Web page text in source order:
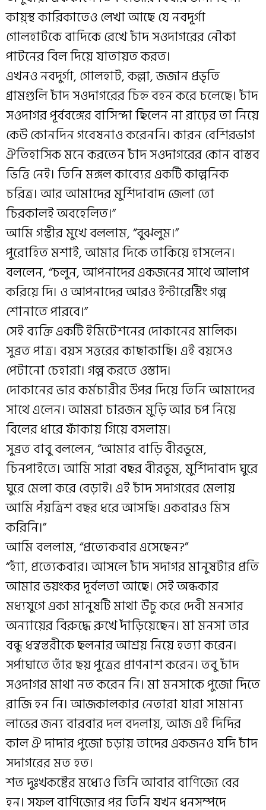
কায়্স্থ কারিকাতেও লেখা আছে যে নবদূর্গা
গোলহাটকে বাদিকে রেখে চাঁদ সওদাগরের নৌকা
পাটনের বিল দিয়ে যাতায়ত করত।
এখনও নবদুর্গা, গোলহাট, কল্লা, জজান প্রভৃতি
গ্রামগুলি চাঁদ সওদাগরের চিহ্ন বহন করে চলেছে। চাঁদ
সওদাগর পূর্ববঙ্গের বাসিন্দা ছিলেন না রাঢ়ের তা নিয়ে
কেউ কোনদিন গবেষনাও করেননি। কারন বেশিরভাগ
ঐতিহাসিক মনে করতেন চাঁদ সওদাগরের কোন বাস্তব
ভিত্তি নেই। তিনি মঙ্গল কাব্যের একটি কাল্পনিক
চরিত্র। আর আমাদের মুর্শিদাবাদ জেলা তো
চিরকালই অবহেলিত।”
আমি গম্ভীর মুখে বললাম, “বুঝলুম।”
পুরোহিত মশাই, আমার দিকে তাকিয়ে হাসলেন।
বললেন, “চলুন, আপনাদের একজনের সাথে আলাপ
করিয়ে দি। ও আপনাদের আরও ইন্টারেস্টিং গল্প
শোনাতে পারবে।”
সেই ব্যক্তি একটি ইমিটেশনের দোকানের মালিক।
সুব্রত পাত্র। বয়স সত্তরের কাছাকাছি। এই বয়সেও
পেটানো চেহারা। গল্প করতে ওস্তাদ।
দোকানের ভার কর্মচারীর উপর দিয়ে তিনি আমাদের
সাথে এলেন। আমরা চারজন মুড়ি আর চপ নিয়ে
বিলের ধারে ফাঁকায় গিয়ে বসলাম।
সুব্রত বাবু বললেন, “আমার বাড়ি বীরভূমে,
চিনপাইতে। আমি সারা বছর বীরভূম, মুর্শিদাবাদ ঘুরে
ঘুরে মেলা করে বেড়াই। এই চাঁদ সদাগরের মেলায়
আমি পঁয়ত্রিশ বছর ধরে আসছি। একবারও মিস
করিনি।”
আমি বললাম, “প্রত্যেকবার এসেছেন?”
“হ্যাঁ, প্রত্যেকবার। আসলে চাঁদ সদাগর মানুষটার প্রতি
আমার ভয়ংকর দূর্বলতা আছে। সেই অন্ধকার
মধ্যযুগে একা মানুষটি মাথা উঁচু করে দেবী মনসার
অন্যায়ের বিরুদ্ধে রুখে দাঁড়িয়েছেন। মা মনসা তার
বন্ধু ধন্বন্তরীকে ছলনার আশ্রয় নিয়ে হত্যা করেন।
সর্পাঘাতে তাঁর ছয় পুত্রের প্রাণনাশ করেন। তবু চাঁদ
সওদাগর মাথা নত করেন নি। মা মনসাকে পুজো দিতে
রাজি হন নি। আজকালকার নেতারা যারা সামান্য
লাভের জন্য বারবার দল বদলায়, আজ এই দিদির
কাল ঐ দাদার পুজো চড়ায় তাদের একজনও যদি চাঁদ
সদাগরের মত হত।
শত দুঃখকষ্টের মধ্যেও তিনি আবার বাণিজ্যে বের
হন। সফল বাণিজ্যের পর তিনি যখন ধনসম্পদে